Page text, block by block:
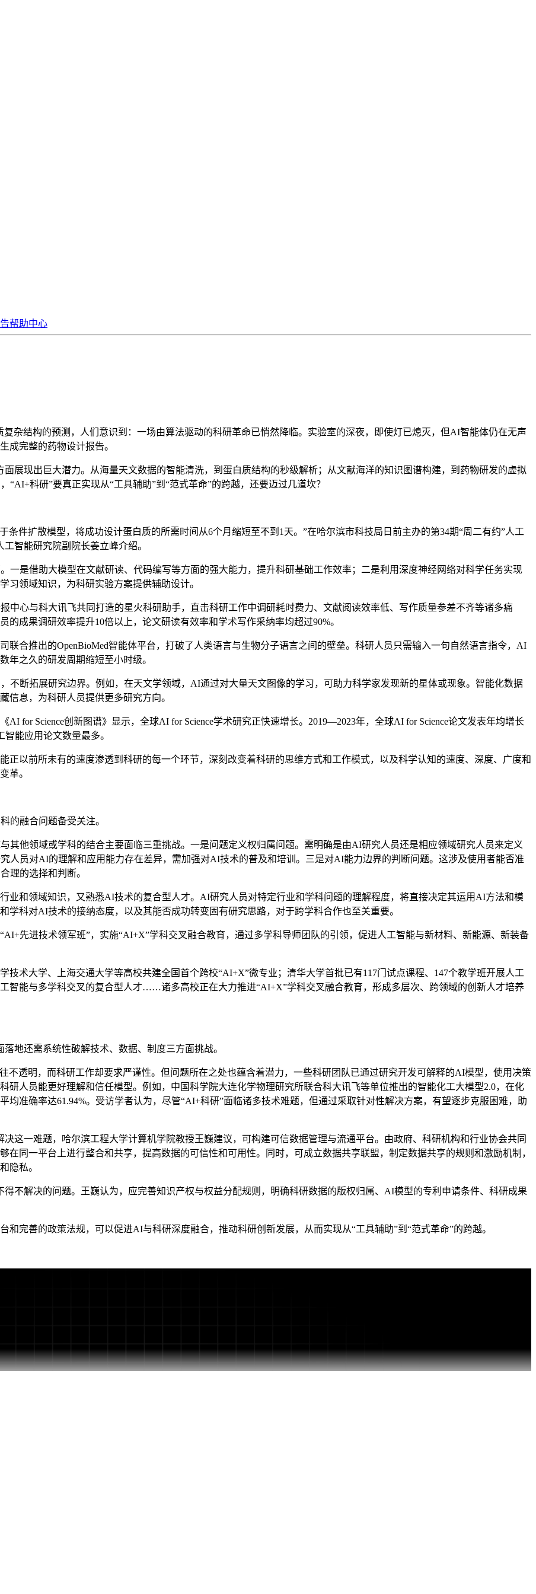
帮助中心
结构的预测，人们意识到：一场由算法驱动的科研革命已悄然降临。实验室的深夜，即使灯已熄灭，但AI智能体仍在无声
成完整的药物设计报告。
现出巨大潜力。从海量天文数据的智能清洗，到蛋白质结构的秒级解析；从文献海洋的知识图谱构建，到药物研发的虚拟
科研”要真正实现从“工具辅助”到“范式革命”的跨越，还要迈过几道坎？
扩散模型，将成功设计蛋白质的所需时间从6个月缩短至不到1天。”在哈尔滨市科技局日前主办的第34期“周二有约”人工
智能研究院副院长姜立峰介绍。
是借助大模型在文献研读、代码编写等方面的强大能力，提升科研基础工作效率；二是利用深度神经网络对科学任务实现
习领域知识，为科研实验方案提供辅助设计。
心与科大讯飞共同打造的星火科研助手，直击科研工作中调研耗时费力、文献阅读效率低、写作质量参差不齐等诸多痛
成果调研效率提升10倍以上，论文研读有效率和学术写作采纳率均超过90%。
合推出的OpenBioMed智能体平台，打破了人类语言与生物分子语言之间的壁垒。科研人员只需输入一句自然语言指令，AI
年之久的研发周期缩短至小时级。
断拓展研究边界。例如，在天文学领域，AI通过对大量天文图像的学习，可助力科学家发现新的星体或现象。智能化数据
信息，为科研人员提供更多研究方向。
for Science创新图谱》显示，全球AI for Science学术研究正快速增长。2019—2023年，全球AI for Science论文发表年均增长
能应用论文数量最多。
以前所未有的速度渗透到科研的每一个环节，深刻改变着科研的思维方式和工作模式，以及科学认知的速度、深度、广度和
革。
融合问题备受关注。
他领域或学科的结合主要面临三重挑战。一是问题定义权归属问题。需明确是由AI研究人员还是相应领域研究人员来定义
人员对AI的理解和应用能力存在差异，需加强对AI技术的普及和培训。三是对AI能力边界的判断问题。这涉及使用者能否准
理的选择和判断。
和领域知识，又熟悉AI技术的复合型人才。AI研究人员对特定行业和学科问题的理解程度，将直接决定其运用AI方法和模
科对AI技术的接纳态度，以及其能否成功转变固有研究思路，对于跨学科合作也至关重要。
先进技术领军班”，实施“AI+X”学科交叉融合教育，通过多学科导师团队的引领，促进人工智能与新材料、新能源、新装备
术大学、上海交通大学等高校共建全国首个跨校“AI+X”微专业；清华大学首批已有117门试点课程、147个教学班开展人工
智能与多学科交叉的复合型人才……诸多高校正在大力推进“AI+X”学科交叉融合教育，形成多层次、跨领域的创新人才培养
还需系统性破解技术、数据、制度三方面挑战。
透明，而科研工作却要求严谨性。但问题所在之处也蕴含着潜力，一些科研团队已通过研究开发可解释的AI模型，使用决策
研人员能更好理解和信任模型。例如，中国科学院大连化学物理研究所联合科大讯飞等单位推出的智能化工大模型2.0，在化
均准确率达61.94%。受访学者认为，尽管“AI+科研”面临诸多技术难题，但通过采取针对性解决方案，有望逐步克服困难，助
一难题，哈尔滨工程大学计算机学院教授王巍建议，可构建可信数据管理与流通平台。由政府、科研机构和行业协会共同
同一平台上进行整合和共享，提高数据的可信性和可用性。同时，可成立数据共享联盟，制定数据共享的规则和激励机制，
隐私。
解决的问题。王巍认为，应完善知识产权与权益分配规则，明确科研数据的版权归属、AI模型的专利申请条件、科研成果
善的政策法规，可以促进AI与科研深度融合，推动科研创新发展，从而实现从“工具辅助”到“范式革命”的跨越。